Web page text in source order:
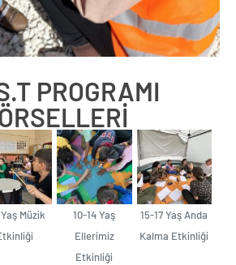
PROGRAMI
Müzik
10-14 Yaş
Ellerimiz
Etkinliği
15-17 Yaş Anda
Kalma Etkinliği